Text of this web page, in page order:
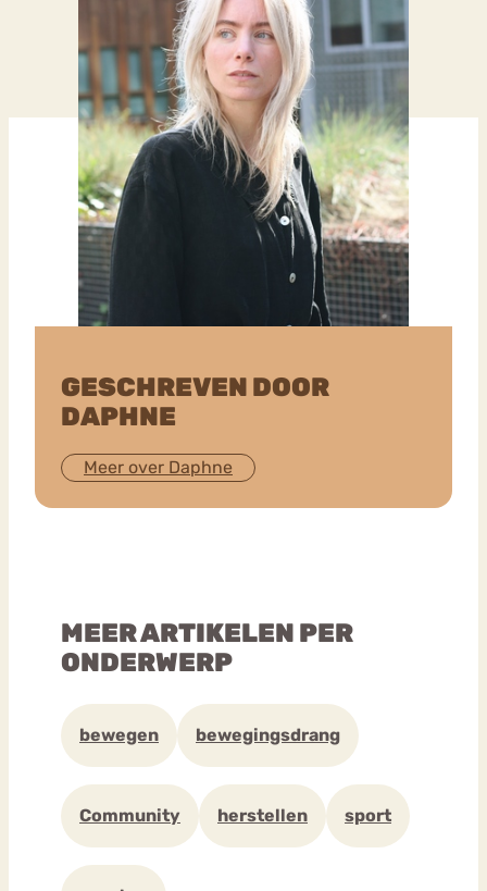
GESCHREVEN DOOR
DAPHNE
Meer over Daphne
MEER ARTIKELEN PER
ONDERWERP
bewegen bewegingsdrang
Community herstellen sport